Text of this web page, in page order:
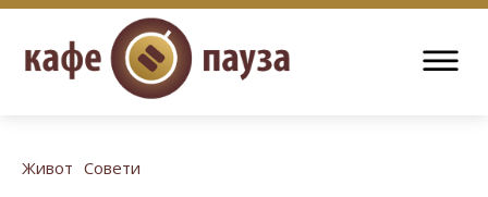
Живот Совети